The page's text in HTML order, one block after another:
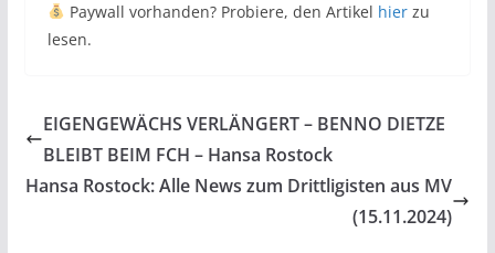
Paywall vorhanden? Probiere, den Artikel hierzu
lesen.
EIGENGEWÄCHS VERLÄNGERT – BENNO DIETZE
BLEIBT BEIM FCH – Hansa Rostock
Hansa Rostock: Alle News zum Drittligisten aus MV
(15.11.2024)